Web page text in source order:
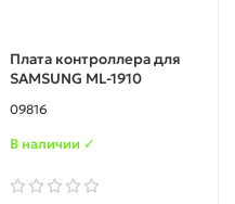
Плата контроллера для
SAMSUNG ML-1910
09816
В наличии ✓